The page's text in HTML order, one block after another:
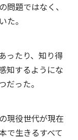
問題ではなく、
た。
ったり、知り得
知するようにな
だった。
現役世代が現在
で生きるすべて